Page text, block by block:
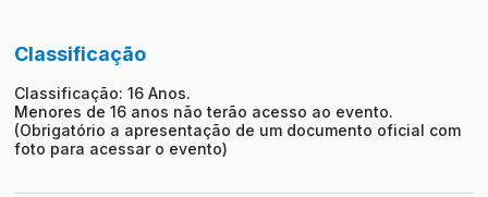
Classificação
Classificação: 16 Anos.
Menores de 16 anos não terão acesso ao evento.
(Obrigatório a apresentação de um documento oficial com
foto para acessar o evento)